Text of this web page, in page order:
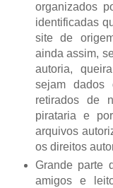
organizados
identificadas
site de
ainda assim,
autoria,
sejam dados
retirados de
pirataria e
arquivos
os direitos
Grande parte
amigos e